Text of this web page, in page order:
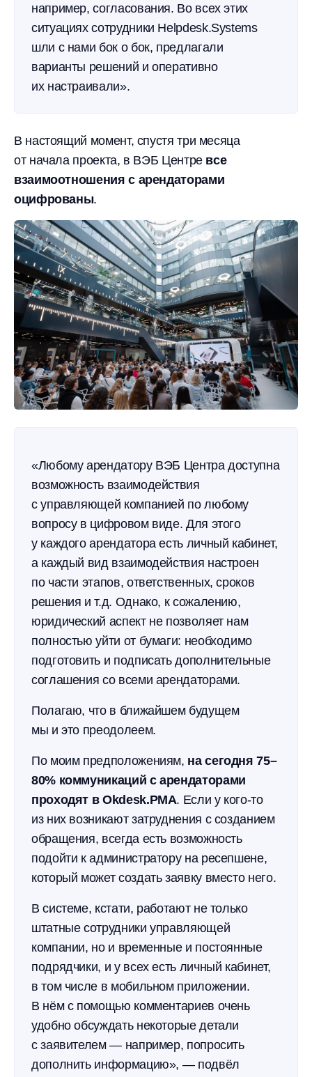
например, согласования. Во всех этих
ситуациях сотрудники Helpdesk.Systems
шли с нами бок о бок, предлагали
варианты решений и оперативно
их настраивали».
В настоящий момент, спустя три месяца
от начала проекта, в ВЭБ Центре все
взаимоотношения с арендаторами
оцифрованы.
«Любому арендатору ВЭБ Центра доступна
возможность взаимодействия
с управляющей компанией по любому
вопросу в цифровом виде. Для этого
у каждого арендатора есть личный кабинет,
а каждый вид взаимодействия настроен
по части этапов, ответственных, сроков
решения и т.д. Однако, к сожалению,
юридический аспект не позволяет нам
полностью уйти от бумаги: необходимо
подготовить и подписать дополнительные
соглашения со всеми арендаторами.
Полагаю, что в ближайшем будущем
мы и это преодолеем.
По моим предположениям, на сегодня 75–
80% коммуникаций с арендаторами
проходят в Okdesk.PMA. Если у кого-то
из них возникают затруднения с созданием
обращения, всегда есть возможность
подойти к администратору на ресепшене,
который может создать заявку вместо него.
В системе, кстати, работают не только
штатные сотрудники управляющей
компании, но и временные и постоянные
подрядчики, и у всех есть личный кабинет,
в том числе в мобильном приложении.
В нём с помощью комментариев очень
удобно обсуждать некоторые детали
с заявителем — например, попросить
дополнить информацию», — подвёл